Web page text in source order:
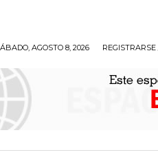
AGOSTO 8, 2026